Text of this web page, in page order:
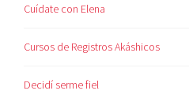
Cuídate con Elena
Cursos de Registros Akáshicos
Decidí serme fiel